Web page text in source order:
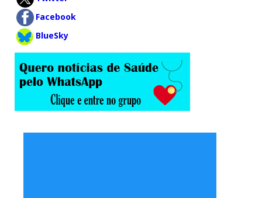
Facebook
BlueSky